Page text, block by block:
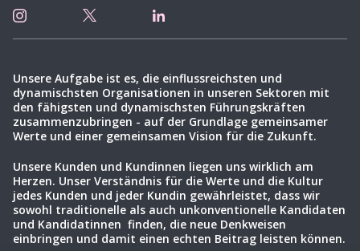
Unsere Aufgabe ist es, die einflussreichsten und
dynamischsten Organisationen in unseren Sektoren mit
den fähigsten und dynamischsten Führungskräften
zusammenzubringen - auf der Grundlage gemeinsamer
Werte und einer gemeinsamen Vision für die Zukunft.
Unsere Kunden und Kundinnen liegen uns wirklich am
Herzen. Unser Verständnis für die Werte und die Kultur
jedes Kunden und jeder Kundin gewährleistet, dass wir
sowohl traditionelle als auch unkonventionelle Kandidaten
und Kandidatinnen finden, die neue Denkweisen
einbringen und damit einen echten Beitrag leisten können.